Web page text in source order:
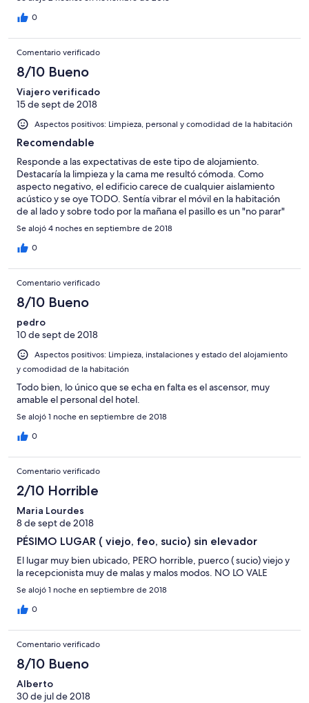
0
Comentario verificado
8/10 Bueno
Viajero verificado
15 de sept de 2018
Aspectos positivos: Limpieza, personal y comodidad de la habitación
Recomendable
Responde a las expectativas de este tipo de alojamiento.
Destacaría la limpieza y la cama me resultó cómoda. Como
aspecto negativo, el edificio carece de cualquier aislamiento
acústico y se oye TODO. Sentía vibrar el móvil en la habitación
de al lado y sobre todo por la mañana el pasillo es un "no parar"
de gente que, aunque vayan con cuidado, despiertan al resto
de personas alojadas. Así que no dormiréis mucho más allá de las
7 a.m. si es que no os despiertan antes. Por lo demás buena
cosa más. El desayuno no merece la pena. Yo no lo cogeré la
próxima vez que me aloje en este hostal.
Se alojó 4 noches en septiembre de 2018
0
Comentario verificado
8/10 Bueno
pedro
10 de sept de 2018
Aspectos positivos: Limpieza, instalaciones y estado del alojamiento
y comodidad de la habitación
Todo bien, lo único que se echa en falta es el ascensor, muy
amable el personal del hotel.
Se alojó 1 noche en septiembre de 2018
0
Comentario verificado
2/10 Horrible
Maria Lourdes
8 de sept de 2018
PÉSIMO LUGAR ( viejo, feo, sucio) sin elevador
El lugar muy bien ubicado, PERO horrible, puerco ( sucio) viejo y
la recepcionista muy de malas y malos modos. NO LO VALE
Se alojó 1 noche en septiembre de 2018
0
Comentario verificado
8/10 Bueno
Alberto
30 de jul de 2018